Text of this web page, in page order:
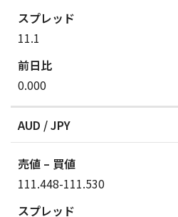
11.1
0.000
AUD / JPY
111.448-111.530